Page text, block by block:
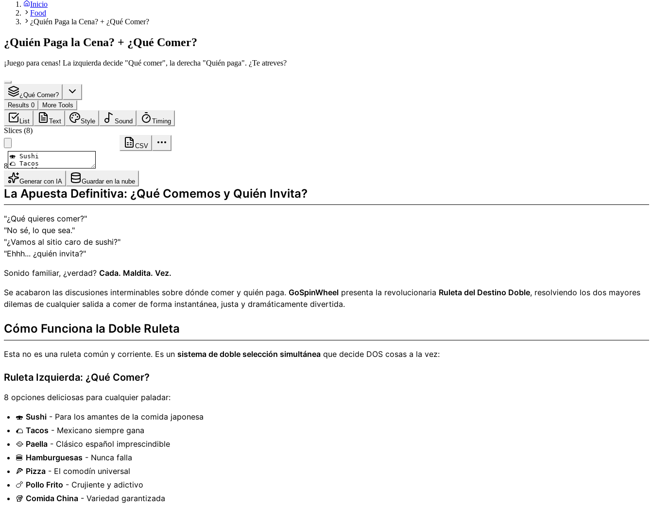
Inicio
Food
¿Quién Paga la Cena? + ¿Qué Comer?
¿Quién Paga la Cena? + ¿Qué Comer?
¡Juego para cenas! La izquierda decide "Qué comer", la derecha "Quién paga". ¿Te atreves?
¿Qué Comer?
Results 0
More Tools
List Text Style Sound Timing
Slices (8)
CSV
8
Generar con IA Guardar en la nube
La Apuesta Definitiva: ¿Qué Comemos y Quién Invita?
"¿Qué quieres comer?"
"No sé, lo que sea."
"¿Vamos al sitio caro de sushi?"
"Ehhh... ¿quién invita?"
Sonido familiar, ¿verdad? Cada. Maldita. Vez.
Se acabaron las discusiones interminables sobre dónde comer y quién paga. GoSpinWheel presenta la revolucionaria Ruleta del Destino Doble, resolviendo los dos mayores
dilemas de cualquier salida a comer de forma instantánea, justa y dramáticamente divertida.
Cómo Funciona la Doble Ruleta
Esta no es una ruleta común y corriente. Es un sistema de doble selección simultánea que decide DOS cosas a la vez:
Ruleta Izquierda: ¿Qué Comer?
8 opciones deliciosas para cualquier paladar:
🍣 Sushi - Para los amantes de la comida japonesa
🌮 Tacos - Mexicano siempre gana
🥘 Paella - Clásico español imprescindible
🍔 Hamburguesas - Nunca falla
🍕 Pizza - El comodín universal
🍗 Pollo Frito - Crujiente y adictivo
🥡 Comida China - Variedad garantizada